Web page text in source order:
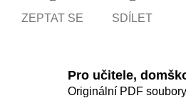
ZEPTAT SE SDÍLET
Pro učitele,
Originální PDF